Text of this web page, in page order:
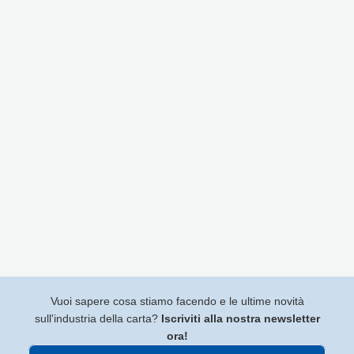
Vuoi sapere cosa stiamo facendo e le ultime novità
sull'industria della carta? Iscriviti alla nostra newsletter
ora!